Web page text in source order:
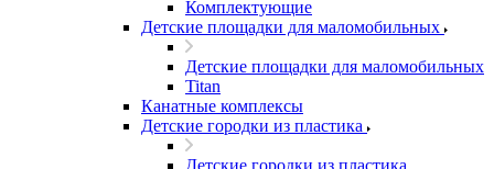
Комплектующие
Детские площадки для маломобильных
Детские площадки для маломобильных
Titan
Канатные комплексы
Детские городки из пластика
Детские городки из пластика